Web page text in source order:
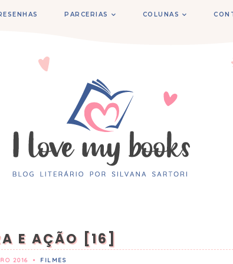
PARCERIAS COLUNAS
E AÇÃO [16]
2016 • FILMES